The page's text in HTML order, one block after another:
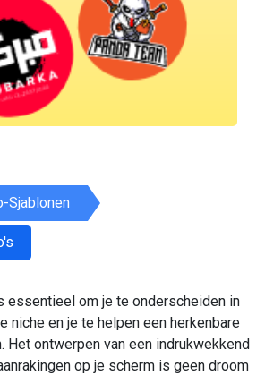
Sjablonen
essentieel om je te onderscheiden in
niche en je te helpen een herkenbare
Het ontwerpen van een indrukwekkend
op je scherm is geen droom